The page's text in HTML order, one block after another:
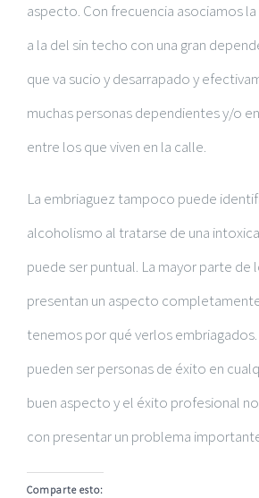
aspecto. Con frecuencia asociamos
a la del sin techo con una gran
que va sucio y desarrapado y
muchas personas dependientes y/o
entre los que viven en la calle.
La embriaguez tampoco puede
alcoholismo al tratarse de una
puede ser puntual. La mayor parte
presentan un aspecto
tenemos por qué verlos
pueden ser personas de éxito en
buen aspecto y el éxito profesional
con presentar un problema
Comparte esto: